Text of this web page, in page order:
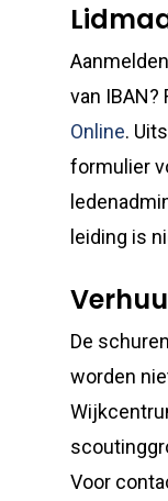
van IBAN?
Online.
formulier
leiding is
De
worden
Voor